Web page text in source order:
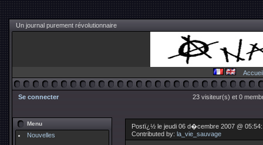
Un journal purement révolutionnaire
Accueil
Se connecter 23 visiteur(s) et 0
Menu
Nouvelles
Postï¿½ le jeudi 06 d�cembre 2007 @
Contributed by: la_vie_sauvage